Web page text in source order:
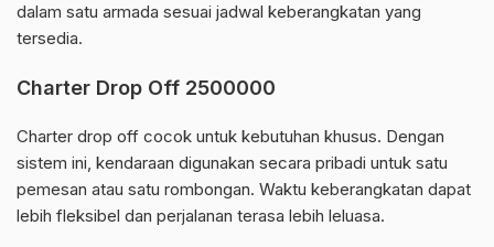
dalam satu armada sesuai jadwal keberangkatan yang
tersedia.
Charter Drop Off 2500000
Charter drop off cocok untuk kebutuhan khusus. Dengan
sistem ini, kendaraan digunakan secara pribadi untuk satu
pemesan atau satu rombongan. Waktu keberangkatan dapat
lebih fleksibel dan perjalanan terasa lebih leluasa.